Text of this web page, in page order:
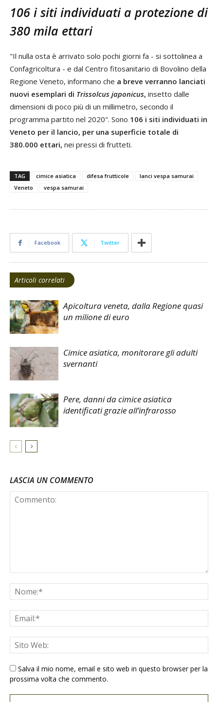
106 i siti individuati a protezione di
380 mila ettari
"Il nulla osta è arrivato solo pochi giorni fa - si sottolinea a
Confagricoltura - e dal Centro fitosanitario di Bovolino della
Regione Veneto, informano che a breve verranno lanciati
nuovi esemplari di Trissolcus japonicus, insetto dalle
dimensioni di poco più di un millimetro, secondo il
programma partito nel 2020". Sono 106 i siti individuati in
Veneto per il lancio, per una superficie totale di
380.000 ettari, nei pressi di frutteti.
TAG cimice asiatica difesa frutticole
lanci vespa samurai
Veneto
vespa samurai
Facebook Twitter
Articoli correlati
Apicoltura veneta, dalla Regione quasi
un milione di euro
Cimice asiatica, monitorare gli adulti
svernanti
Pere, danni da cimice asiatica
identificati grazie all’infrarosso
LASCIA UN COMMENTO
Salva il mio nome, email e sito web in questo browser per la
prossima volta che commento.